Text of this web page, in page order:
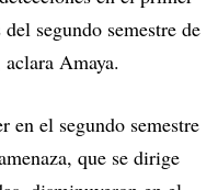
segundo semestre de
Amaya.
en el segundo semestre
que se dirige